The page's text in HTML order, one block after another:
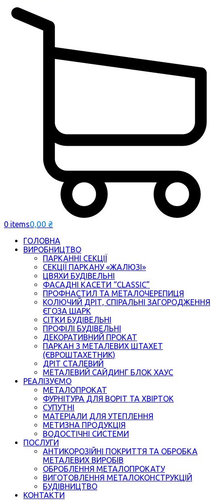
0 items0,00 ₴
ГОЛОВНА
ВИРОБНИЦТВО
ПАРКАННІ СЕКЦІЇ
СЕКЦІЇ ПАРКАНУ «ЖАЛЮЗІ»
ЦВЯХИ БУДІВЕЛЬНІ
ФАСАДНІ КАСЕТИ “CLASSIC”
ПРОФНАСТИЛ ТА МЕТАЛОЧЕРЕПИЦЯ
КОЛЮЧИЙ ДРІТ, СПІРАЛЬНІ ЗАГОРОДЖЕННЯ
ЄГОЗА ШАРК
СІТКИ БУДІВЕЛЬНІ
ПРОФІЛІ БУДІВЕЛЬНІ
ДЕКОРАТИВНИЙ ПРОКАТ
ПАРКАН З МЕТАЛЕВИХ ШТАХЕТ
(ЄВРОШТАХЕТНИК)
ДРІТ СТАЛЕВИЙ
МЕТАЛЕВИЙ САЙДИНГ БЛОК ХАУС
РЕАЛІЗУЄМО
МЕТАЛОПРОКАТ
ФУРНІТУРА ДЛЯ ВОРІТ ТА ХВІРТОК
СУПУТНІ
МАТЕРІАЛИ ДЛЯ УТЕПЛЕННЯ
МЕТИЗНА ПРОДУКЦІЯ
ВОДОСТІЧНІ СИСТЕМИ
ПОСЛУГИ
АНТИКОРОЗІЙНІ ПОКРИТТЯ ТА ОБРОБКА
МЕТАЛЕВИХ ВИРОБІВ
ОБРОБЛЕННЯ МЕТАЛОПРОКАТУ
ВИГОТОВЛЕННЯ МЕТАЛОКОНСТРУКЦІЙ
БУДІВНИЦТВО
КОНТАКТИ